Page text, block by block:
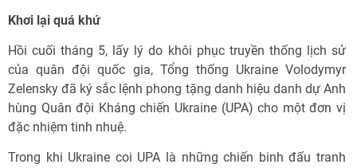
Khơi lại quá khứ
Hồi cuối tháng 5, lấy lý do khôi phục truyền thống lịch sử
của quân đội quốc gia, Tổng thống Ukraine Volodymyr
Zelensky đã ký sắc lệnh phong tặng danh hiệu danh dự Anh
hùng Quân đội Kháng chiến Ukraine (UPA) cho một đơn vị
đặc nhiệm tinh nhuệ.
Trong khi Ukraine coi UPA là những chiến binh đấu tranh